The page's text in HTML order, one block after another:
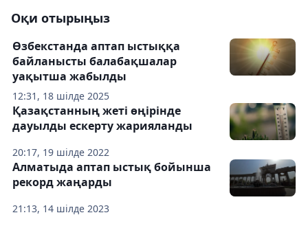
Оқи отырыңыз
12:31, 18 шілде 2025
Өзбекстанда аптап ыстыққа
байланысты балабақшалар
уақытша жабылды
20:17, 19 шілде 2022
Қазақстанның жеті өңірінде
дауылды ескерту жарияланды
21:13, 14 шілде 2023
Алматыда аптап ыстық бойынша
рекорд жаңарды